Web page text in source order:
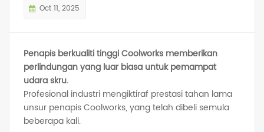
Oct 11, 2025
Penapis berkualiti tinggi Coolworks memberikan
perlindungan yang luar biasa untuk pemampat
udara skru.
Profesional industri mengiktiraf prestasi tahan lama
unsur penapis Coolworks, yang telah dibeli semula
beberapa kali.